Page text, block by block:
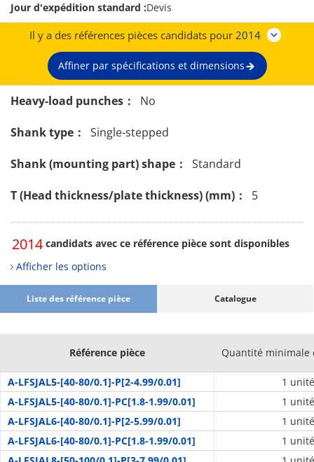
Jour d'expédition standard :Devis
Il y a des références pièces candidats pour 2014
Affiner par spécifications et dimensions
Heavy-load punches： No
Shank type： Single-stepped
Shank (mounting part) shape： Standard
T (Head thickness/plate thickness) (mm)： 5
2014 candidats avec ce référence pièce sont disponibles
Afficher les options
Liste des référence pièce Catalogue
Référence pièce Quantité minimale
A-LFSJAL5-[40-80/0.1]-P[2-4.99/0.01]
1
A-LFSJAL5-[40-80/0.1]-PC[1.8-1.99/0.01]
1
A-LFSJAL6-[40-80/0.1]-P[2-5.99/0.01]
1
A-LFSJAL6-[40-80/0.1]-PC[1.8-1.99/0.01]
1